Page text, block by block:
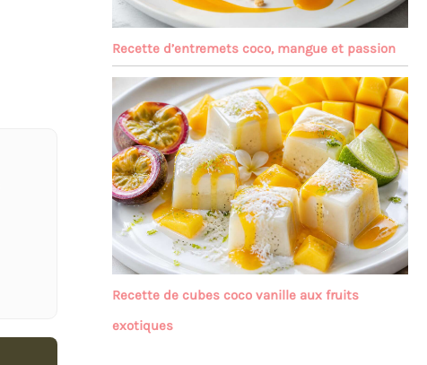
Recette d’entremets coco, mangue et passion
Recette de cubes coco vanille aux fruits
exotiques